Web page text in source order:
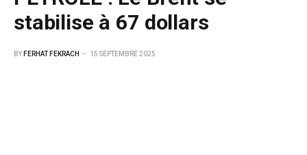
stabilise à 67 dollars
BY FERHAT FEKRACH 15 SEPTEMBRE 2025